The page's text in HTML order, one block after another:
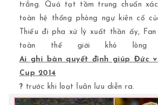
trắng. Quả tạt tầm trung chuẩn
toàn hệ thống phòng ngự kiên cố
Thiếu đi pha xử lý xuất thần ấy,
Ai ghi bàn quyết định giúp Đức
Cup 2014
? trước khi loạt luân lưu diễn ra.